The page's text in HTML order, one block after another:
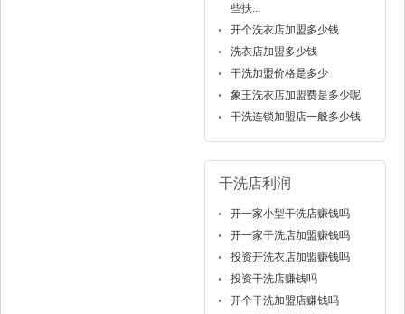
些扶...
开个洗衣店加盟多少钱
洗衣店加盟多少钱
干洗加盟价格是多少
象王洗衣店加盟费是多少呢
干洗连锁加盟店一般多少钱
干洗店利润
开一家小型干洗店赚钱吗
开一家干洗店加盟赚钱吗
投资开洗衣店加盟赚钱吗
投资干洗店赚钱吗
开个干洗加盟店赚钱吗